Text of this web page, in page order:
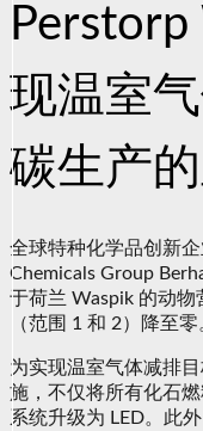
现温室
碳生产
全球特种化学品创新
Chemicals Group
于荷兰 Waspik 的动
（范围 1 和 2）降至零
为实现温室气体减排
施，不仅将所有化石
系统升级为 LED。此